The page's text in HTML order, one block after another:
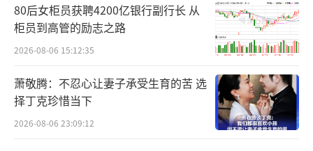
80后女柜员获聘4200亿银行副行长 从
柜员到高管的励志之路
2026-08-06 15:12:35
萧敬腾：不忍心让妻子承受生育的苦 选
择丁克珍惜当下
2026-08-06 23:09:12